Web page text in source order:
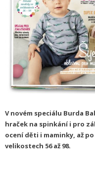
V novém speciálu Burda
hraček na spinkání i pro
ocení děti i maminky, až
velikostech 56 až 98.